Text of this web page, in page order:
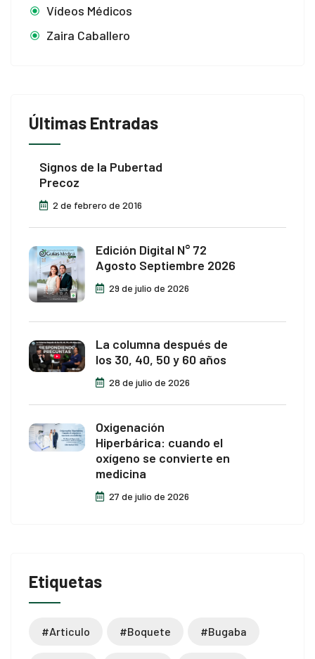
Vídeos Médicos
Zaira Caballero
Últimas Entradas
Signos de la Pubertad
Precoz
2 de febrero de 2016
Edición Digital N° 72
Agosto Septiembre 2026
29 de julio de 2026
La columna después de
los 30, 40, 50 y 60 años
28 de julio de 2026
Oxigenación
Hiperbárica: cuando el
oxígeno se convierte en
medicina
27 de julio de 2026
Etiquetas
#articulo #boquete #bugaba